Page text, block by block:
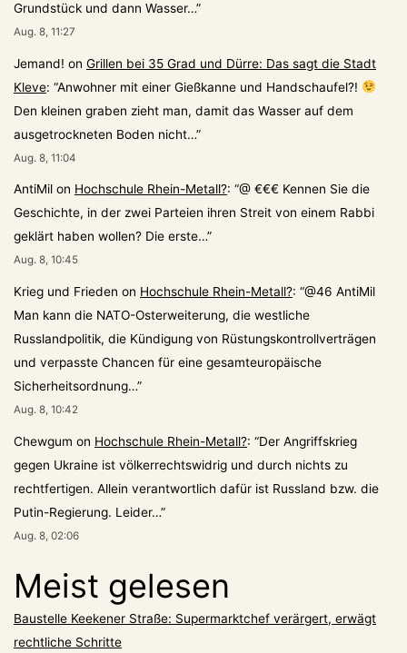
Grundstück und dann Wasser…”
Aug. 8, 11:27
Jemand! on Grillen bei 35 Grad und Dürre: Das sagt die Stadt
Kleve: “Anwohner mit einer Gießkanne und Handschaufel?!
Den kleinen graben zieht man, damit das Wasser auf dem
ausgetrockneten Boden nicht…”
Aug. 8, 11:04
AntiMil on Hochschule Rhein-Metall?: “@ €€€ Kennen Sie die
Geschichte, in der zwei Parteien ihren Streit von einem Rabbi
geklärt haben wollen? Die erste…”
Aug. 8, 10:45
Krieg und Frieden on Hochschule Rhein-Metall?: “@46 AntiMil
Man kann die NATO-Osterweiterung, die westliche
Russlandpolitik, die Kündigung von Rüstungskontrollverträgen
und verpasste Chancen für eine gesamteuropäische
Sicherheitsordnung…”
Aug. 8, 10:42
Chewgum on Hochschule Rhein-Metall?: “Der Angriffskrieg
gegen Ukraine ist völkerrechtswidrig und durch nichts zu
rechtfertigen. Allein verantwortlich dafür ist Russland bzw. die
Putin-Regierung. Leider…”
Aug. 8, 02:06
Meist gelesen
Baustelle Keekener Straße: Supermarktchef verärgert, erwägt
rechtliche Schritte